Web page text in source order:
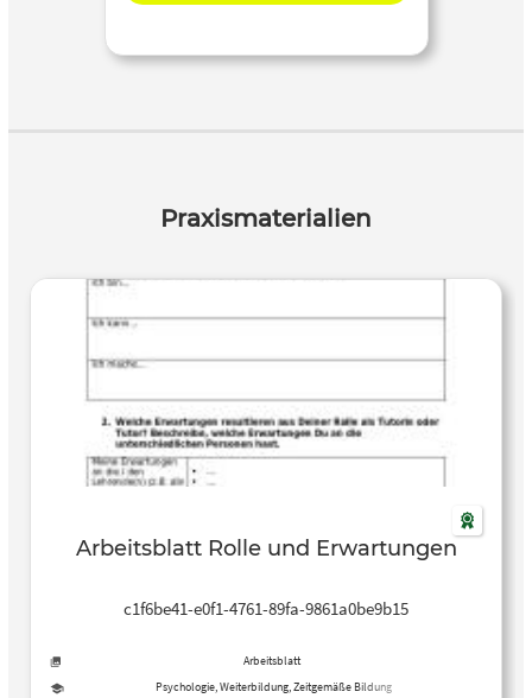
Praxismaterialien
Arbeitsblatt Rolle und Erwartungen
c1f6be41-e0f1-4761-89fa-9861a0be9b15
Arbeitsblatt
Psychologie, Weiterbildung, Zeitgemäße Bildung